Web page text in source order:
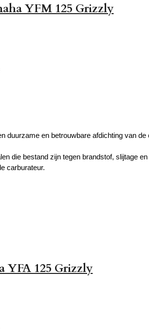
YFM 125 Grizzly
duurzame en betrouwbare afdichting van
die bestand zijn tegen brandstof, slijtage
carburateur.
YFA 125 Grizzly